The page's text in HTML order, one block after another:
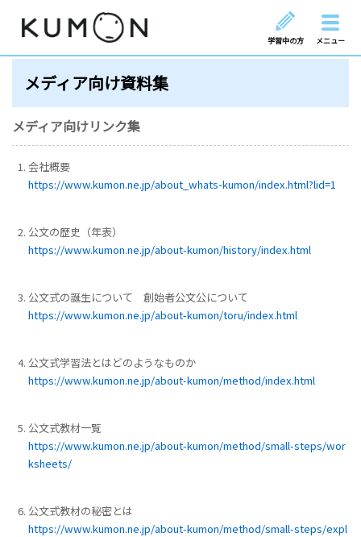
学習中の方 メニュー
メディア向け資料集
メディア向けリンク集
会社概要
https://www.kumon.ne.jp/about_whats-kumon/index.html?lid=1
公文の歴史（年表）
https://www.kumon.ne.jp/about-kumon/history/index.html
公文式の誕生について 創始者公文公について
https://www.kumon.ne.jp/about-kumon/toru/index.html
公文式学習法とはどのようなものか
https://www.kumon.ne.jp/about-kumon/method/index.html
公文式教材一覧
https://www.kumon.ne.jp/about-kumon/method/small-steps/wor
ksheets/
公文式教材の秘密とは
https://www.kumon.ne.jp/about-kumon/method/small-steps/expl